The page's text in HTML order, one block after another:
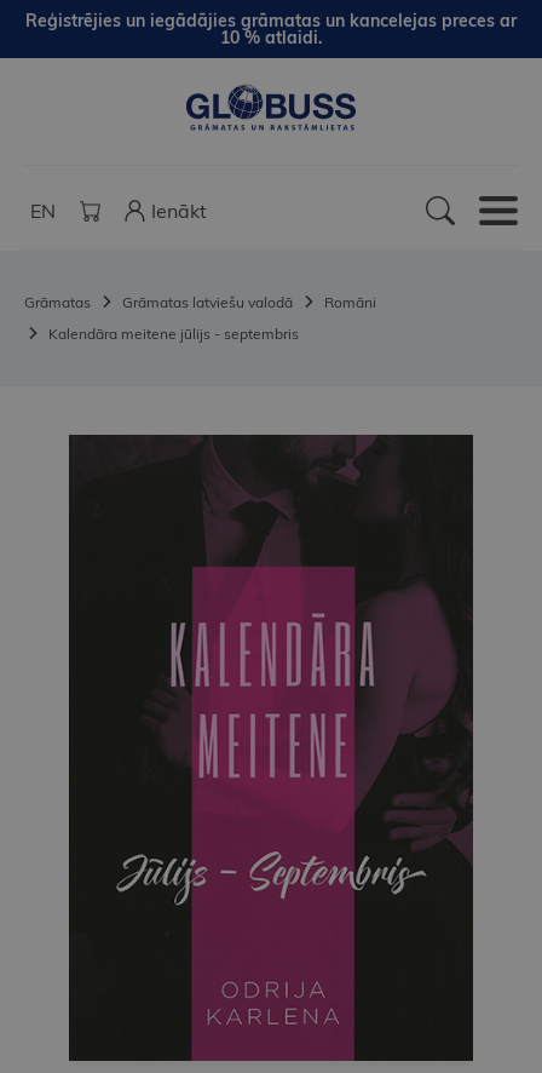
Reģistrējies un iegādājies grāmatas un kancelejas preces ar
10 % atlaidi.
EN Ienākt
Grāmatas Grāmatas latviešu valodā
Romāni
Kalendāra meitene jūlijs - septembris